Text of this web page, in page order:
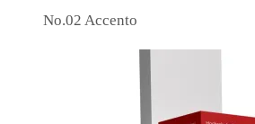
No.02 Accento